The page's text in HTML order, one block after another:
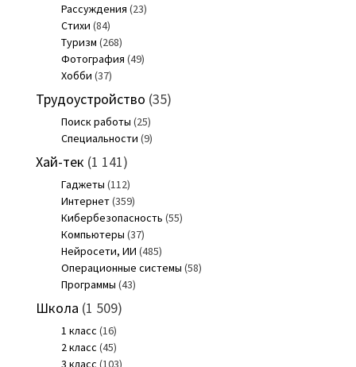
Рассуждения (23)
Стихи (84)
Туризм (268)
Фотография (49)
Хобби (37)
Трудоустройство (35)
Поиск работы (25)
Специальности (9)
Хай-тек (1 141)
Гаджеты (112)
Интернет(359)
Кибербезопасность (55)
Компьютеры (37)
Нейросети, ИИ (485)
Операционные системы (58)
Программы (43)
Школа (1 509)
1 класс (16)
2 класс (45)
3 класс (103)